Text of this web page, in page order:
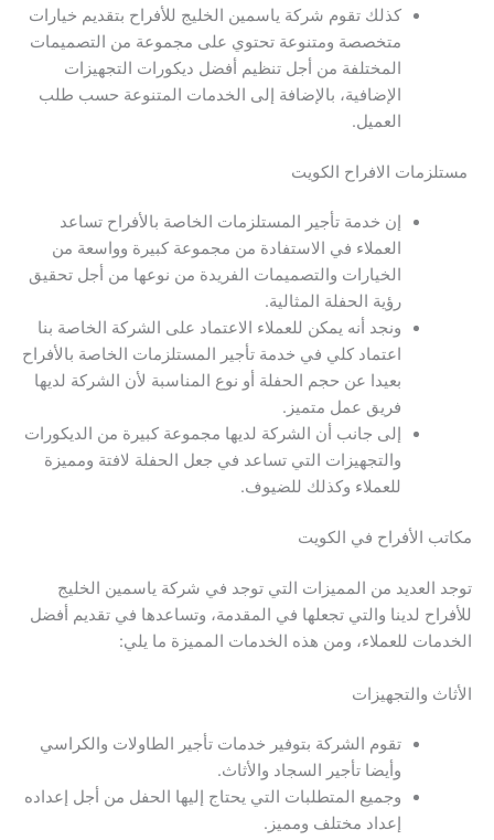
كذلك تقوم شركة ياسمين الخليج للأفراح بتقديم خيارات
متخصصة ومتنوعة تحتوي على مجموعة من التصميمات
المختلفة من أجل تنظيم أفضل ديكورات التجهيزات
الإضافية، بالإضافة إلى الخدمات المتنوعة حسب طلب
العميل.
مستلزمات الافراح الكويت
إن خدمة تأجير المستلزمات الخاصة بالأفراح تساعد
العملاء في الاستفادة من مجموعة كبيرة وواسعة من
الخيارات والتصميمات الفريدة من نوعها من أجل تحقيق
رؤية الحفلة المثالية.
ونجد أنه يمكن للعملاء الاعتماد على الشركة الخاصة بنا
اعتماد كلي في خدمة تأجير المستلزمات الخاصة بالأفراح
بعيدا عن حجم الحفلة أو نوع المناسبة لأن الشركة لديها
فريق عمل متميز.
إلى جانب أن الشركة لديها مجموعة كبيرة من الديكورات
والتجهيزات التي تساعد في جعل الحفلة لافتة ومميزة
للعملاء وكذلك للضيوف.
مكاتب الأفراح في الكويت
توجد العديد من المميزات التي توجد في شركة ياسمين الخليج
للأفراح لدينا والتي تجعلها في المقدمة، وتساعدها في تقديم أفضل
الخدمات للعملاء، ومن هذه الخدمات المميزة ما يلي:
الأثاث والتجهيزات
تقوم الشركة بتوفير خدمات تأجير الطاولات والكراسي
وأيضا تأجير السجاد والأثاث.
وجميع المتطلبات التي يحتاج إليها الحفل من أجل إعداده
إعداد مختلف ومميز.